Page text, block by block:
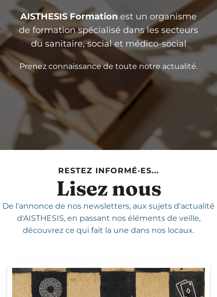
AISTHESIS Formation est un organisme
de formation spécialisé dans les secteurs
du sanitaire, social et médico-social
Prenez connaissance de toute notre actualité.
RESTEZ INFORMÉ·ES...
Lisez nous
De l'annonce de nos newsletters, aux sujets d'actualité
d'AISTHESIS,en passant nos éléments de veille,
découvrez ce qui fait la une dans nos locaux.